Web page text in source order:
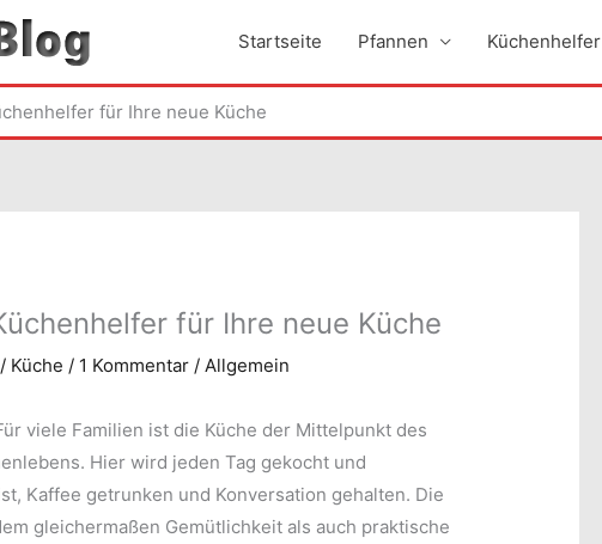
Startseite Pfannen Küchenhelfer
für Ihre neue Küche
für Ihre neue Küche
/ Küche / 1 Kommentar /Allgemein
viele Familien ist die Küche der Mittelpunkt des
Hier wird jeden Tag gekocht und
Kaffee getrunken und Konversation gehalten. Die
gleichermaßen Gemütlichkeit als auch praktische